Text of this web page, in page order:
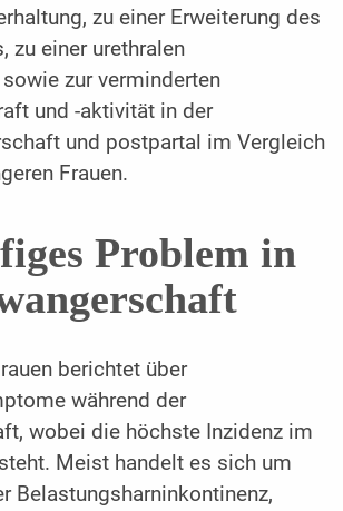
zu einer Erweiterung des
zu einer urethralen
zur verminderten
und -aktivität in der
und postpartal im Vergleich
Frauen.
Problem in
berichtet über
während der
wobei die höchste Inzidenz im
Meist handelt es sich um
Belastungsharninkontinenz,